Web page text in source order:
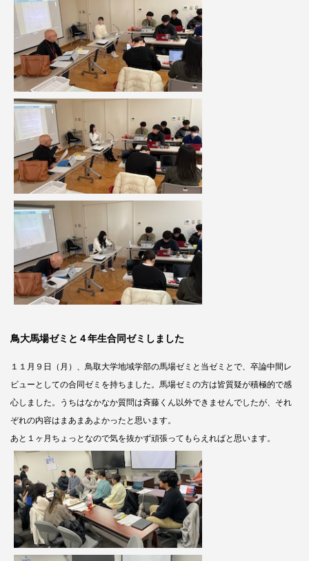
鳥大馬場ゼミと４年生合同ゼミしました
１１月９日（月）、鳥取大学地域学部の馬場ゼミと当ゼミとで、卒論中間レ
ビューとしての合同ゼミを持ちました。馬場ゼミの方は皆質疑が積極的で感
心しました。うちはなかなか質問は斉藤くん以外できませんでしたが、それ
ぞれの内容はまあまあよかったと思います。
あと１ヶ月ちょっとなので気を抜かず頑張ってもらえればと思います。